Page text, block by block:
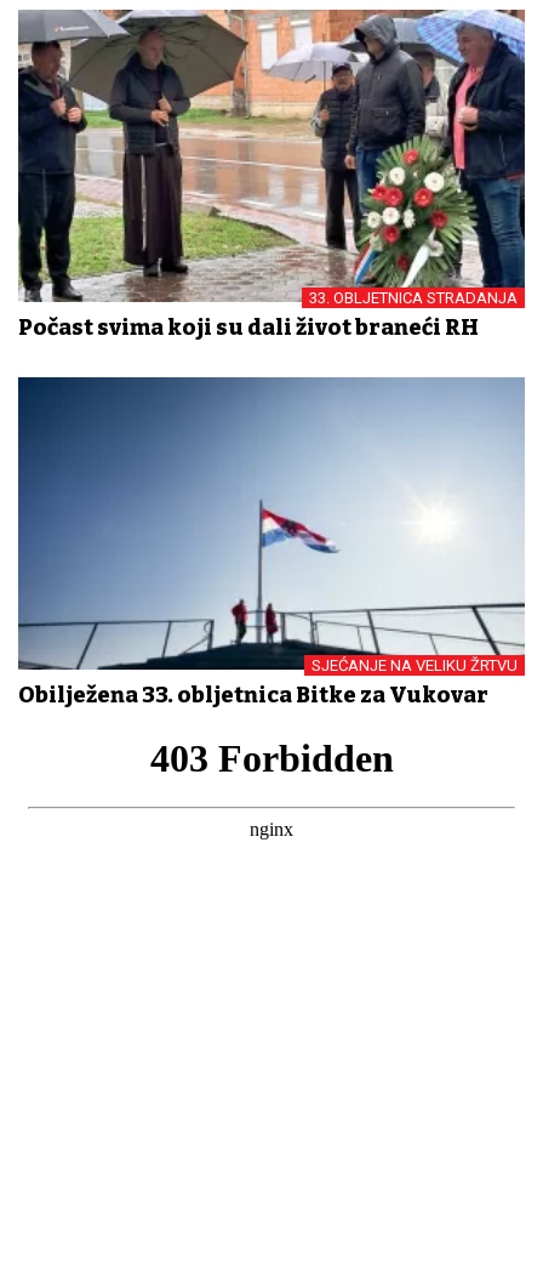
33. OBLJETNICA STRADANJA
Počast svima koji su dali život braneći RH
SJEĆANJE NA VELIKU ŽRTVU
Obilježena 33. obljetnica Bitke za Vukovar